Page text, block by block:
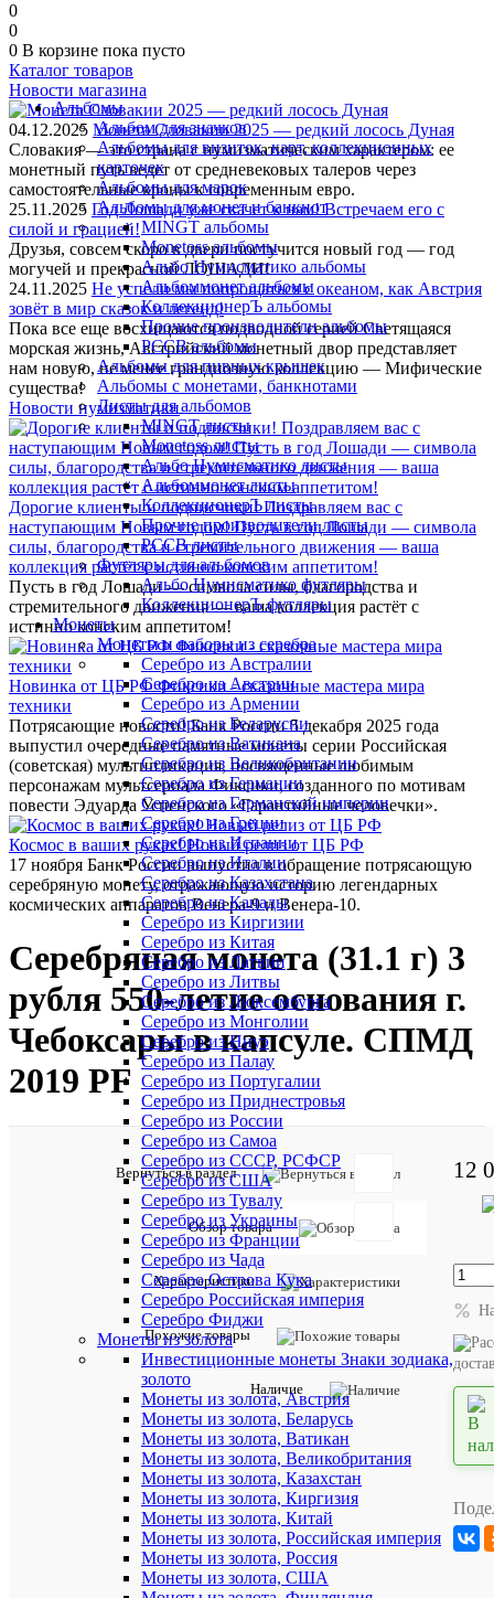
0
0
0 В корзине пока пусто
Каталог товаров
Альбомы
Альбом для значков
Альбомы для визиток, карт, коллекционных
карточек
Альбомы для марок
Альбомы для монет и банкнот
MINGT альбомы
Monetoss альбомы
Альбо Нумисматико альбомы
Альбоммонет альбомы
КоллекционерЪ альбомы
Прочие производители альбомы
РССВ альбомы
Альбомы для пивных крышек
Альбомы с монетами, банкнотами
Листы для альбомов
MINGT листы
Monetoss листы
Альбо Нумисматико листы
Альбоммонет листы
КоллекционерЪ листы
Прочие производители листы
РССВ листы
Футляры для альбомов
Альбо Нумисматико футляры
КоллекционерЪ футляры
Монеты
Монеты и наборы из серебра
Серебро из Австралии
Серебро из Австрии
Серебро из Армении
Серебро из Беларусии
Серебро из Ватикана
Серебро из Великобритании
Серебро из Германии
Серебро из Германской империи
Серебро из Греции
Серебро из Испании
Серебро из Италии
Серебро из Казахстана
Серебро из Канады
Серебро из Киргизии
Серебро из Китая
Серебро из Латвии
Серебро из Литвы
Серебро из Люксембурга
Серебро из Монголии
Серебро из Ниуэ
Серебро из Палау
Серебро из Португалии
Серебро из Приднестровья
Серебро из России
Серебро из Самоа
Серебро из СССР, РСФСР
Серебро из США
Серебро из Тувалу
Серебро из Украины
Серебро из Франции
Серебро из Чада
Серебро Острова Кука
Серебро Российская империя
Серебро Фиджи
Монеты из золота
Инвестиционные монеты Знаки зодиака,
золото
Монеты из золота, Австрия
Монеты из золота, Беларусь
Монеты из золота, Ватикан
Монеты из золота, Великобритания
Монеты из золота, Казахстан
Монеты из золота, Киргизия
Монеты из золота, Китай
Монеты из золота, Российская империя
Монеты из золота, Россия
Монеты из золота, США
Новости магазина
04.12.2025 Монета Словакии 2025 — редкий лосось Дуная
Словакия — это страна с нумизматическим характером: ее
монетный путь ведет от средневековых талеров через
самостоятельные кроны к современным евро.
25.11.2025 Год Лошади уже скачет к нам! Встречаем его с
силой и грацией!
Друзья, совсем скоро в двери постучится новый год — год
могучей и прекрасной ЛОШАДИ!
24.11.2025 Не успели мы попрощаться с океаном, как Австрия
зовёт в мир сказок и легенд!
Пока все еще восхищаются подводной серией Светящаяся
морская жизнь, Австрийский монетный двор представляет
нам новую, не менее грандиозную коллекцию — Мифические
существа!
Новости нумизматики
Дорогие клиенты и подписчики! Поздравляем вас с
наступающим Новым годом! Пусть в год Лошади — символа
силы, благородства и стремительного движения — ваша
коллекция растёт с истинно конским аппетитом!
Пусть в год Лошади — символа силы, благородства и
стремительного движения — ваша коллекция растёт с
истинно конским аппетитом!
Новинка от ЦБ РФ Фиксики - сказочные мастера мира
техники
Потрясающие новости! Банк России 5 декабря 2025 года
выпустил очередные памятные монеты серии Российская
(советская) мультипликация, посвященные любимым
персонажам мультсериала Фиксики, созданного по мотивам
повести Эдуарда Успенского «Гарантийные человечки».
Космос в ваших руках! Новый релиз от ЦБ РФ
17 ноября Банк России выпустил в обращение потрясающую
серебряную монету, отражающую историю легендарных
космических аппаратов Венера-9 и Венера-10.
Серебряная монета (31.1 г) 3
рубля 550-летие основания г.
Чебоксары в капсуле. СПМД
2019 PF
Вернуться в раздел
Обзор товара
Характеристики
Похожие товары
Наличие
Добавить
отзыв
Артикул:
5871
товара:
(31.1
3
рубля
12